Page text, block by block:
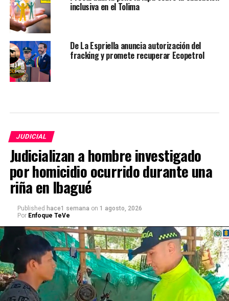
inclusiva en el Tolima
De La Espriella anuncia autorización del
fracking y promete recuperar Ecopetrol
JUDICIAL
Judicializan a hombre investigado
por homicidio ocurrido durante una
riña en Ibagué
Published hace1 semana on 1 agosto, 2026
Por Enfoque TeVe